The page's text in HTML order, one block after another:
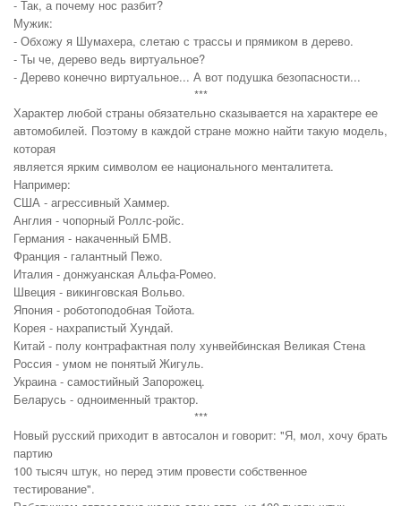
- Так, а почему нос разбит?
Мужик:
- Обхожу я Шумахера, слетаю с трассы и прямиком в дерево.
- Ты че, дерево ведь виртуальное?
- Дерево конечно виртуальное... А вот подушка безопасности...
***
Характер любой страны обязательно сказывается на характере ее
автомобилей. Поэтому в каждой стране можно найти такую модель,
которая
является ярким символом ее национального менталитета.
Например:
США - агрессивный Хаммер.
Англия - чопорный Роллс-ройс.
Германия - накаченный БМВ.
Франция - галантный Пежо.
Италия - донжуанская Альфа-Ромео.
Швеция - викинговская Вольво.
Япония - роботоподобная Тойота.
Корея - нахрапистый Хундай.
Китай - полу контрафактная полу хунвейбинская Великая Стена
Россия - умом не понятый Жигуль.
Украина - самостийный Запорожец.
Беларусь - одноименный трактор.
***
Новый русский приходит в автосалон и говорит: "Я, мол, хочу брать
партию
100 тысяч штук, но перед этим провести собственное
тестирование".